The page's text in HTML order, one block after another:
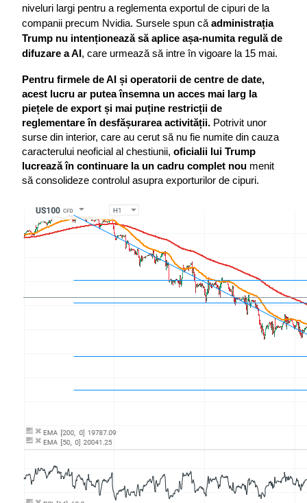
niveluri largi pentru a reglementa exportul de cipuri de la
companii precum Nvidia. Sursele spun că administrația
Trump nu intenționează să aplice așa-numita regulă de
difuzare a AI , care urmează să intre în vigoare la 15 mai.
Pentru firmele de AI și operatorii de centre de date,
acest lucru ar putea însemna un acces mai larg la
piețele de export și mai puține restricții de
reglementare în desfășurarea activității. Potrivit unor
surse din interior, care au cerut să nu fie numite din cauza
caracterului neoficial al chestiunii, oficialii lui Trump
lucrează în continuare la un cadru complet nou menit
să consolideze controlul asupra exporturilor de cipuri.